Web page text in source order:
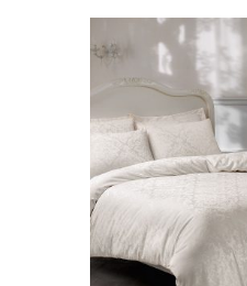
21,075